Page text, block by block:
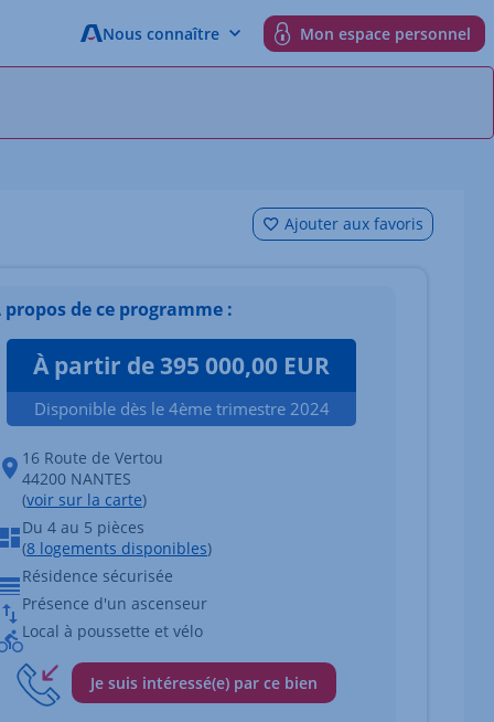
Nous connaître Mon espace personnel
Ajouter aux favoris
du bien Afficher l'élément suivant
propos de ce programme :
À partir de 395 000,00 EUR
Disponible dès le 4ème trimestre 2024
16 Route de Vertou
44200 NANTES
(voir sur la carte)
Du 4 au 5 pièces
(8 logements disponibles)
Résidence sécurisée
Présence d'un ascenseur
Local à poussette et vélo
Je suis intéressé(e) par ce bien